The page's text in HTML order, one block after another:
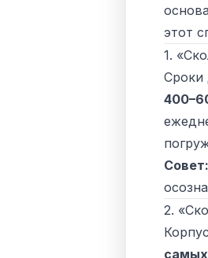
этот
1.
Сроки
Совет:
2.